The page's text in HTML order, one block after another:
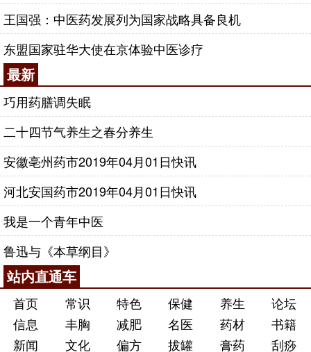
王国强：中医药发展列为国家战略具备良机
东盟国家驻华大使在京体验中医诊疗
最新
巧用药膳调失眠
二十四节气养生之春分养生
安徽亳州药市2019年04月01日快讯
河北安国药市2019年04月01日快讯
我是一个青年中医
鲁迅与《本草纲目》
站内直通车
首页 常识 特色 保健 养生
论坛
信息
丰胸 减肥 名医 药材
书籍
新闻
文化 偏方 拔罐 膏药 刮痧